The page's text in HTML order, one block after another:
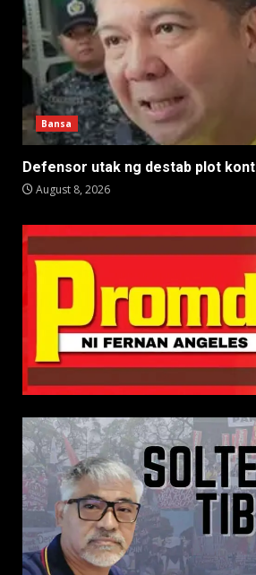
Bansa
Defensor utak ng destab plot
August 8, 2026